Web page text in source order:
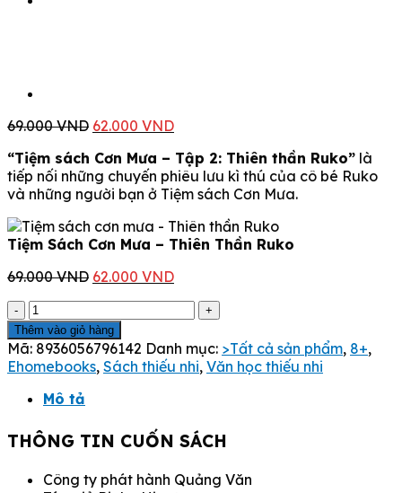
69.000VND Giá
là:
69.000 VND.
62.000 VNDGiá
tại
là:
62.000 VND.
“Tiệm sách Cơn Mưa – Tập 2: Thiên thần Ruko” là
tiếp nối những chuyến phiêu lưu kì thú của cô bé Ruko
và những người bạn ở Tiệm sách Cơn Mưa.
Tiệm Sách Cơn Mưa – Thiên Thần Ruko
69.000VND Giá
69.000 VND.
62.000 VNDGiá
62.000 VND.
Tiệm
Sách
Cơn
Mưa
-
Thiên
Ruko
số
Thêm vào giỏ hàng
Mã: 8936056796142 Danh mục: >Tất cả sản phẩm, 8+,
Ehomebooks, Sách thiếu nhi, Văn học thiếu nhi
Mô tả
THÔNG TIN CUỐN SÁCH
Công ty phát hành Quảng Văn